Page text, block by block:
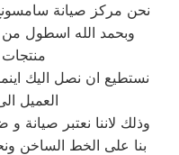
نحن مركز صيانة
وبحمد الله اسطول
نستطيع ان نصل اليك
العميل
وذلك لاننا نعتبر صيانة
بنا على الخط الساخن